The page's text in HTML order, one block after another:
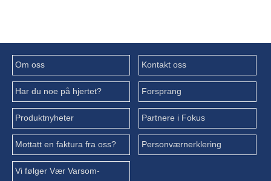
Om oss Kontakt oss
Har du noe på hjertet? Forsprang
Produktnyheter Partnere i Fokus
Mottatt en faktura fra oss? Personværnerklering
Vi følger Vær Varsom-